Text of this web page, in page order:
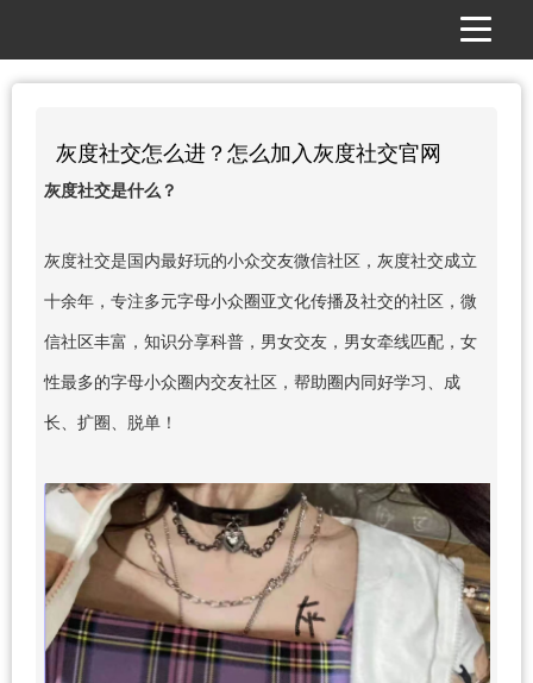
灰度社交怎么进？怎么加入灰度社交官网
灰度社交是什么？
灰度社交是国内最好玩的小众交友微信社区，灰度社交成立
十余年，专注多元字母小众圈亚文化传播及社交的社区，微
信社区丰富，知识分享科普，男女交友，男女牵线匹配，女
性最多的字母小众圈内交友社区，帮助圈内同好学习、成
长、扩圈、脱单！